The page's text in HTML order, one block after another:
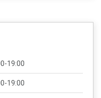
19:00
19:00